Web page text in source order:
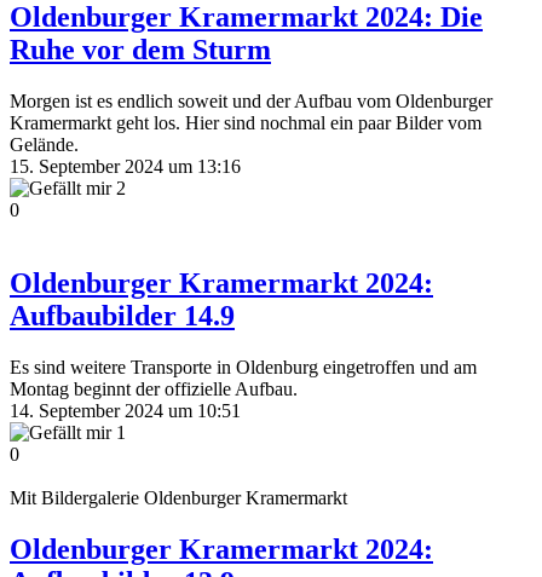
Oldenburger Kramermarkt 2024: Die
Ruhe vor dem Sturm
Morgen ist es endlich soweit und der Aufbau vom Oldenburger
Kramermarkt geht los. Hier sind nochmal ein paar Bilder vom
Gelände.
15. September 2024 um 13:16
2
0
Oldenburger Kramermarkt 2024:
Aufbaubilder 14.9
Es sind weitere Transporte in Oldenburg eingetroffen und am
Montag beginnt der offizielle Aufbau.
14. September 2024 um 10:51
1
0
Mit Bildergalerie Oldenburger Kramermarkt
Oldenburger Kramermarkt 2024: